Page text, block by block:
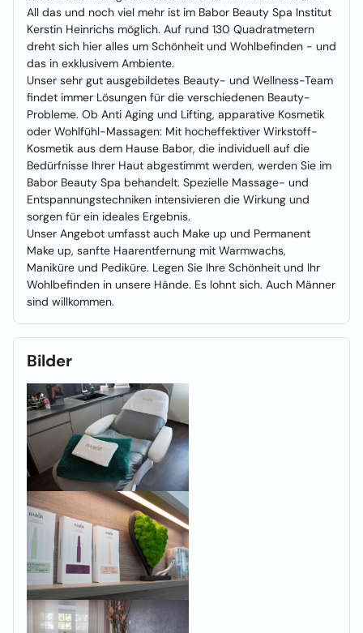
All das und noch viel mehr ist im Babor Beauty Spa Institut
Kerstin Heinrichs möglich. Auf rund 130 Quadratmetern
dreht sich hier alles um Schönheit und Wohlbefinden - und
das in exklusivem Ambiente.
Unser sehr gut ausgebildetes Beauty- und Wellness-Team
findet immer Lösungen für die verschiedenen Beauty-
Probleme. Ob Anti Aging und Lifting, apparative Kosmetik
oder Wohlfühl-Massagen: Mit hocheffektiver Wirkstoff-
Kosmetik aus dem Hause Babor, die individuell auf die
Bedürfnisse Ihrer Haut abgestimmt werden, werden Sie im
Babor Beauty Spa behandelt. Spezielle Massage- und
Entspannungstechniken intensivieren die Wirkung und
sorgen für ein ideales Ergebnis.
Unser Angebot umfasst auch Make up und Permanent
Make up, sanfte Haarentfernung mit Warmwachs,
Maniküre und Pediküre. Legen Sie Ihre Schönheit und Ihr
Wohlbefinden in unsere Hände. Es lohnt sich. Auch Männer
sind willkommen.
Bilder